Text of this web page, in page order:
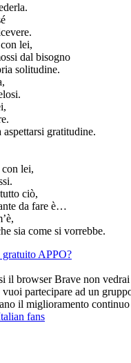
lei,
dal bisogno
solitudine.
gratitudine.
con lei,
ciò,
da fare è…
sia come si vorrebbe.
APPO?
il browser Brave non
vuoi partecipare ad un
il miglioramento
fans